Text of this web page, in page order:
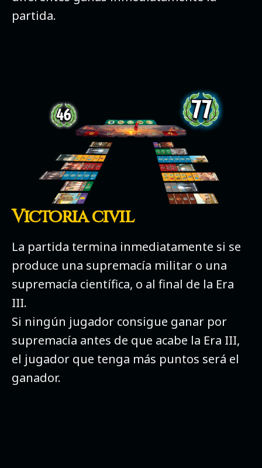
partida.
Victoria civil
La partida termina inmediatamente si se
produce una supremacía militar o una
supremacía científica, o al final de la Era
III.
Si ningún jugador consigue ganar por
supremacía antes de que acabe la Era III,
el jugador que tenga más puntos será el
ganador.